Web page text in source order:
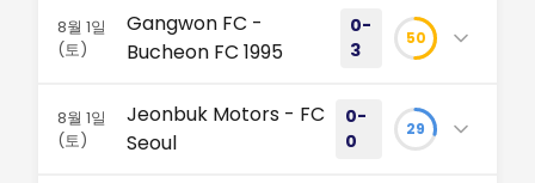
짜릿한 승리로 막을 내렸습니다. 대전월드컵경기장에 흐른 팽
팽한 긴장감 잔류를 향한 양 팀의 높은 중요도 가 경기 초반부
리뷰 읽기
파이널 A를 향한 6골 폭발, 피 말리는 혈투 상위 스플릿 진입을
명승부를 완성했습니다. 폭풍의 서막 제주월드컵경기장에서
열린 이번 중요도 높은 맞대결은 킥오프 직후부터 불을 뿜었습
뜨렸습니다! 이동경의 멀티골과 함께 짜릿한 역전승을
거두며 3위 자리를 지켜냅니다. 막판 페널티킥 실축으
동경 #K리그1
8월 1일
(토)
Gangwon FC -
Bucheon FC 1995
0-
3
50
원 FC의 안방에서 벌어진 완벽한 잔류 싸움의 반전입니
다. 남은 시즌의 향방을 바꿀 충격적인 90분이었습니
8월 1일
(토)
Jeonbuk Motors - FC
Seoul
0-
0
29